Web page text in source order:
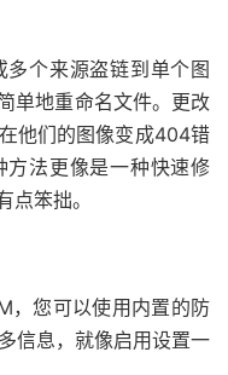
个来源盗链到单个图
单地重命名文件。更改
他们的图像变成404错
法更像是一种快速修
笨拙。
，您可以使用内置的防
信息，就像启用设置一